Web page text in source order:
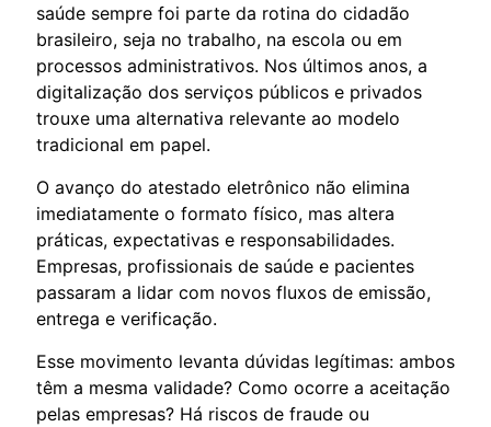
saúde sempre foi parte da rotina do cidadão
brasileiro, seja no trabalho, na escola ou em
processos administrativos. Nos últimos anos, a
digitalização dos serviços públicos e privados
trouxe uma alternativa relevante ao modelo
tradicional em papel.
O avanço do atestado eletrônico não elimina
imediatamente o formato físico, mas altera
práticas, expectativas e responsabilidades.
Empresas, profissionais de saúde e pacientes
passaram a lidar com novos fluxos de emissão,
entrega e verificação.
Esse movimento levanta dúvidas legítimas: ambos
têm a mesma validade? Como ocorre a aceitação
pelas empresas? Há riscos de fraude ou